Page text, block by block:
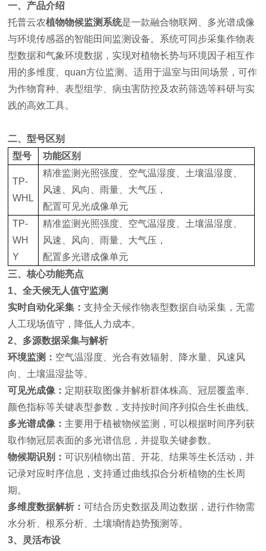
一、产品介绍
托普云农植物物候监测系统是一款融合物联网、多光谱成像
与环境传感器的智能田间监测设备。系统可同步采集作物表
型数据和气象环境数据，实现对植物长势与环境因子相互作
用的多维度、quan方位监测。适用于温室与田间场景，可作
为作物育种、表型组学、病虫害防控及农药筛选等科研与实
践的高效工具。
二、型号区别
型号
功能区别
TP-
WHL
精准监测光照强度、空气温湿度、土壤温湿度、
风速、风向、雨量、大气压，
配置可见光成像单元
TP-
WH
Y
精准监测光照强度、空气温湿度、土壤温湿度、
风速、风向、雨量、大气压，
配置多光谱成像单元
三、核心功能亮点
1、全天候无人值守监测
实时自动化采集：支持全天候作物表型数据自动采集，无需
人工现场值守，降低人力成本。
2、多源数据采集与解析
环境监测： 空气温湿度、光合有效辐射、降水量、风速风
向、土壤温湿盐等。
可见光成像： 定期获取图像并解析群体株高、冠层覆盖率、
颜色指标等关键表型参数，支持按时间序列拟合生长曲线。
多光谱成像： 主要用于植被物候监测，可以根据时间序列获
取作物冠层表面的多光谱信息，并提取关键参数。
物候期识别：可识别植物出苗、开花、结果等生长活动，并
记录对应时序信息，支持通过曲线拟合分析植物的生长周
期。
多维度数据解析：可结合历史数据及周边数据，进行作物需
水分析、根系分析、土壤墒情趋势预测等。
3、灵活布设